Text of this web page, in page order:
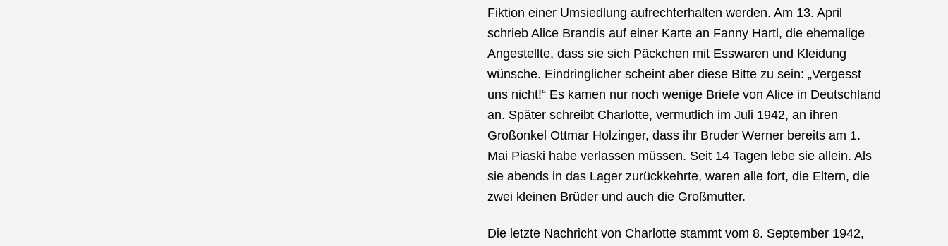
Fiktion einer Umsiedlung aufrechterhalten werden. Am 13. April
schrieb Alice Brandis auf einer Karte an Fanny Hartl, die ehemalige
Angestellte, dass sie sich Päckchen mit Esswaren und Kleidung
wünsche. Eindringlicher scheint aber diese Bitte zu sein: „Vergesst
uns nicht!“ Es kamen nur noch wenige Briefe von Alice in Deutschland
an. Später schreibt Charlotte, vermutlich im Juli 1942, an ihren
Großonkel Ottmar Holzinger, dass ihr Bruder Werner bereits am 1.
Mai Piaski habe verlassen müssen. Seit 14 Tagen lebe sie allein. Als
sie abends in das Lager zurückkehrte, waren alle fort, die Eltern, die
zwei kleinen Brüder und auch die Großmutter.
Die letzte Nachricht von Charlotte stammt vom 8. September 1942,